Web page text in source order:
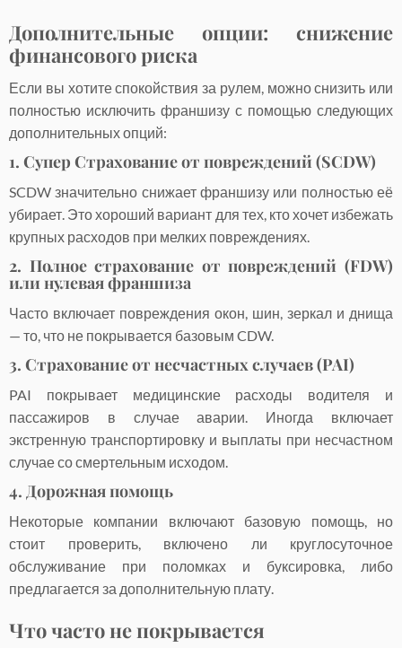
Дополнительные опции: снижение
финансового риска
Если вы хотите спокойствия за рулем, можно снизить или
полностью исключить франшизу с помощью следующих
дополнительных опций:
1. Супер Страхование от повреждений (SCDW)
SCDW значительно снижает франшизу или полностью её
убирает. Это хороший вариант для тех, кто хочет избежать
крупных расходов при мелких повреждениях.
2. Полное страхование от повреждений (FDW)
или нулевая франшиза
Часто включает повреждения окон, шин, зеркал и днища
— то, что не покрывается базовым CDW.
3. Страхование от несчастных случаев (PAI)
PAI покрывает медицинские расходы водителя и
пассажиров в случае аварии. Иногда включает
экстренную транспортировку и выплаты при несчастном
случае со смертельным исходом.
4. Дорожная помощь
Некоторые компании включают базовую помощь, но
стоит проверить, включено ли круглосуточное
обслуживание при поломках и буксировка, либо
предлагается за дополнительную плату.
Что часто не покрывается